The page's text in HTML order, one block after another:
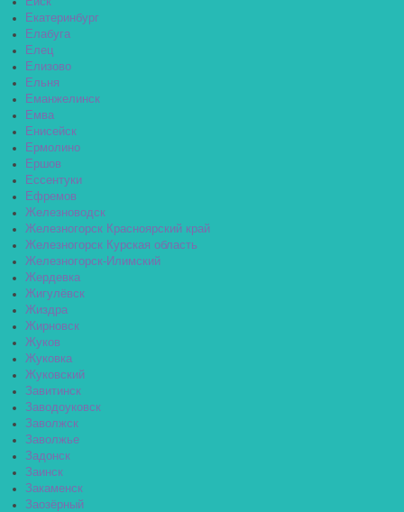
Екатеринбург
Елабуга
Елец
Елизово
Ельня
Еманжелинск
Емва
Енисейск
Ермолино
Ершов
Ессентуки
Ефремов
Железноводск
Железногорск Красноярский край
Железногорск Курская область
Железногорск-Илимский
Жердевка
Жигулёвск
Жиздра
Жирновск
Жуков
Жуковка
Жуковский
Завитинск
Заводоуковск
Заволжск
Заволжье
Задонск
Заинск
Закаменск
Заозёрный